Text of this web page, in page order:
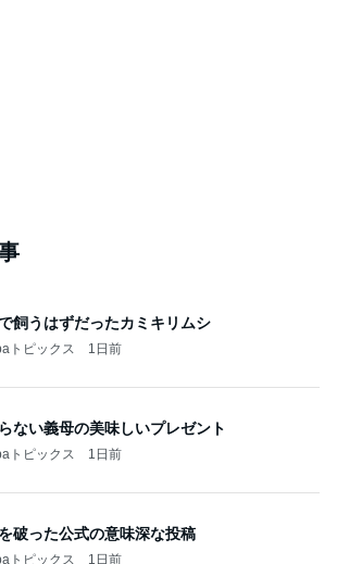
飼うはずだったカミキリムシ
トピックス 1日前
ない義母の美味しいプレゼント
トピックス 1日前
破った公式の意味深な投稿
トピックス 1日前